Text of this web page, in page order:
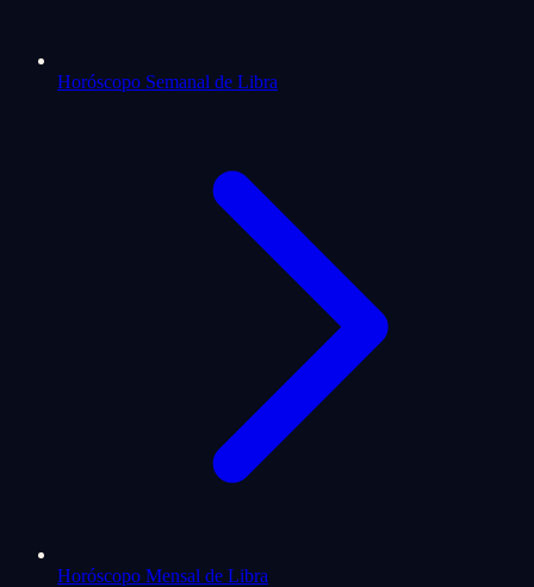
Horóscopo Semanal de Libra
Horóscopo Mensal de Libra